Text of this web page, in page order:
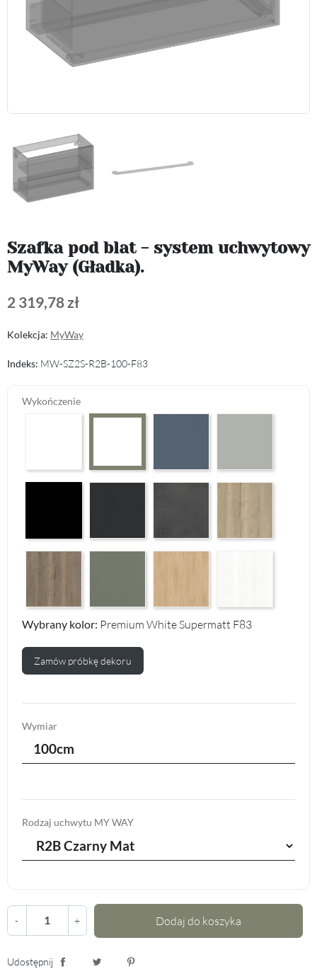
Szafka pod blat - system uchwytowy
MyWay (Gładka).
2 319,78 zł
Kolekcja: MyWay
Indeks: MW-SZ2S-R2B-100-F83
Wykończenie
Arctic White HG F01
Wybrany kolor: Premium White Supermatt F83
Zamów próbkę dekoru
Wymiar
100cm
Rodzaj uchwytu MY WAY
- + Dodaj do koszyka
Udostępnij